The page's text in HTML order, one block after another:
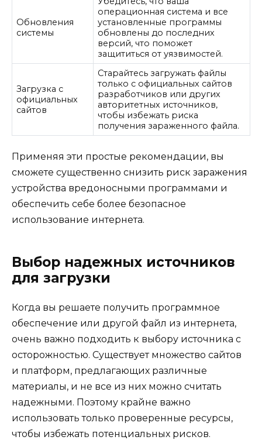
Обновления
системы
операционная система и все
установленные программы
обновлены до последних
версий, что поможет
защититься от уязвимостей.
Загрузка с
официальных
сайтов
Старайтесь загружать файлы
только с официальных сайтов
разработчиков или других
авторитетных источников,
чтобы избежать риска
получения зараженного файла.
Применяя эти простые рекомендации, вы
сможете существенно снизить риск заражения
устройства вредоносными программами и
обеспечить себе более безопасное
использование интернета.
Выбор надежных источников
для загрузки
Когда вы решаете получить программное
обеспечение или другой файл из интернета,
очень важно подходить к выбору источника с
осторожностью. Существует множество сайтов
и платформ, предлагающих различные
материалы, и не все из них можно считать
надежными. Поэтому крайне важно
использовать только проверенные ресурсы,
чтобы избежать потенциальных рисков.